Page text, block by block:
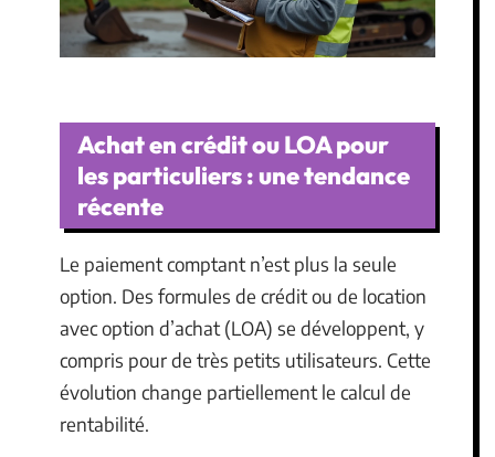
Achat en crédit ou LOA pour
les particuliers : une tendance
récente
Le paiement comptant n’est plus la seule
option. Des formules de crédit ou de location
avec option d’achat (LOA) se développent, y
compris pour de très petits utilisateurs. Cette
évolution change partiellement le calcul de
rentabilité.